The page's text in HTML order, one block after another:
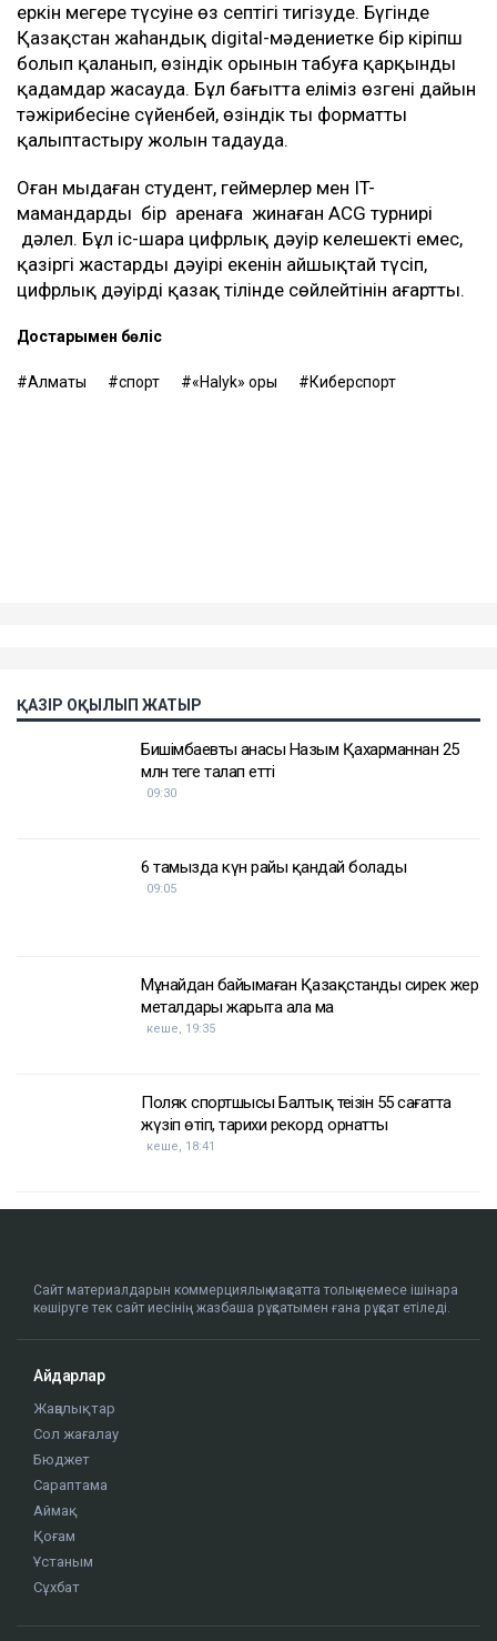
еркін меңгере түсуіне өз септігің тигізуде. Бүгінде
Қазақстан жаһандық digital-мәдениетке бір кіріпш
болып қаланып, өзіндік орынын табуға қарқынды
қадамдар жасауда. Бұл бағытта еліміз өзгенің дайын
тәжірибесіне сүйенбей, өзіндік тың форматты
қалыптастыру жолын таңдауда.
Оған мыңдаған студент, геймерлер мен IT-
мамандарды бір аренаға жинаған ACG турнирі
дәлел. Бұл іс-шара цифрлық дәуір келешектің емес,
қазіргі жастардың дәуірі екенін айшықтай түсіп,
цифрлық дәуірдің қазақ тілінде сөйлейтінін аңғартты.
Достарыңмен бөліс
Алматы спорт «Halyk» қоры Киберспорт
ҚАЗІР ОҚЫЛЫП ЖАТЫР
Бишімбаевтың анасы Назым Қахарманнан 25
млн теңге талап етті
09:30
6 тамызда күн райы қандай болады
09:05
Мұнайдан байымаған Қазақстанды сирек жер
металдары жарыта ала ма
кеше, 19:35
Поляк спортшысы Балтық теңізін 55 сағатта
жүзіп өтіп, тарихи рекорд орнатты
кеше, 18:41
Сайт материалдарын коммерциялық мақсатта толық немесе ішінара
көшіруге тек сайт иесінің жазбаша рұқсатымен ғана рұқсат етіледі.
Айдарлар
Жаңалықтар
Сол жағалау
Бюджет
Сараптама
Аймақ
Қоғам
Ұстаным
Сұхбат